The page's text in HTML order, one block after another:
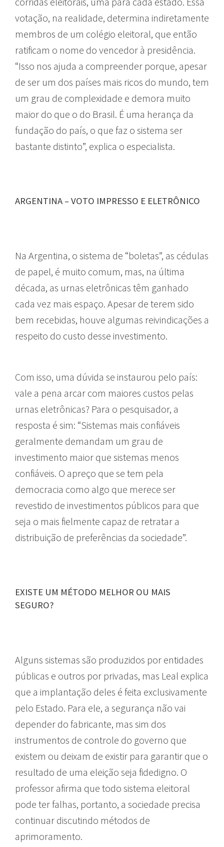
votação, na realidade, determina indiretamente
membros de um colégio eleitoral, que então
ratificam o nome do vencedor à presidência.
“Isso nos ajuda a compreender porque, apesar
de ser um dos países mais ricos do mundo, tem
um grau de complexidade e demora muito
maior do que o do Brasil. É uma herança da
fundação do país, o que faz o sistema ser
bastante distinto”, explica o especialista.
ARGENTINA – VOTO IMPRESSO E ELETRÔNICO
Na Argentina, o sistema de “boletas”, as cédulas
de papel, é muito comum, mas, na última
década, as urnas eletrônicas têm ganhado
cada vez mais espaço. Apesar de terem sido
bem recebidas, houve algumas reivindicações a
respeito do custo desse investimento.
Com isso, uma dúvida se instaurou pelo país:
vale a pena arcar com maiores custos pelas
urnas eletrônicas? Para o pesquisador, a
resposta é sim: “Sistemas mais confiáveis
geralmente demandam um grau de
investimento maior que sistemas menos
confiáveis. O apreço que se tem pela
democracia como algo que merece ser
revestido de investimentos públicos para que
seja o mais fielmente capaz de retratar a
distribuição de preferências da sociedade”.
EXISTE UM MÉTODO MELHOR OU MAIS
SEGURO?
Alguns sistemas são produzidos por entidades
públicas e outros por privadas, mas Leal explica
que a implantação deles é feita exclusivamente
pelo Estado. Para ele, a segurança não vai
depender do fabricante, mas sim dos
instrumentos de controle do governo que
existem ou deixam de existir para garantir que o
resultado de uma eleição seja fidedigno. O
professor afirma que todo sistema eleitoral
pode ter falhas, portanto, a sociedade precisa
continuar discutindo métodos de
aprimoramento.